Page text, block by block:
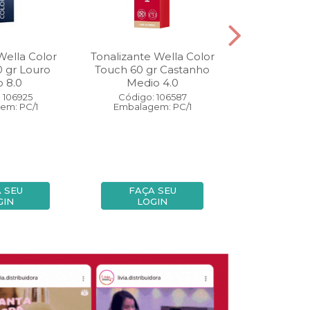
Color
gr Louro
8.0
PC/1
SEU
Tonalizante Wella Color
Touch 60 gr Castanho
Medio 4.0
Código: 106587
Embalagem: PC/1
FAÇA SEU
LOGIN